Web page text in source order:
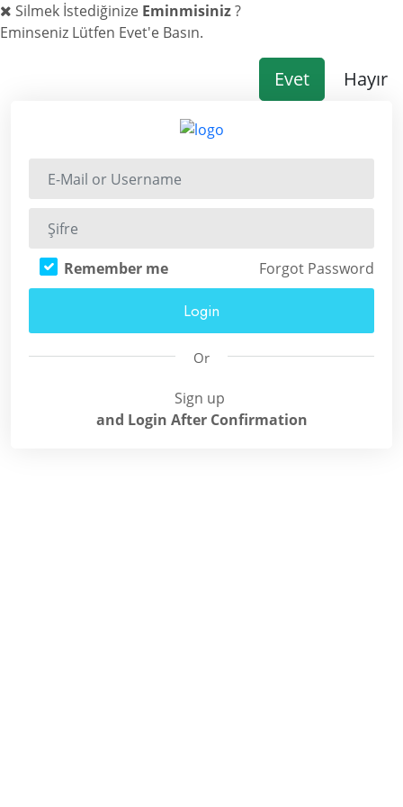
Silmek İstediğinize Eminmisiniz?
Eminseniz Lütfen Evet'e Basın.
Evet Hayır
Remember me Forgot Password
Login
Or
Sign up
and Login After Confirmation